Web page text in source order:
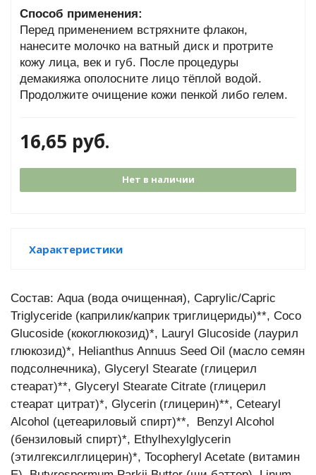
Способ применения:
Перед применением встряхните флакон,
нанесите молочко на ватный диск и протрите
кожу лица, век и губ. После процедуры
демакияжа ополосните лицо тёплой водой.
Продолжите очищение кожи пенкой либо гелем.
16,65 руб.
Нет в наличии
Характеристики
Состав: Aqua (вода очищенная), Caprylic/Capric
Triglyceride (каприлик/каприк триглицериды)**, Coco
Glucoside (кокоглюкозид)*, Lauryl Glucoside (лаурил
глюкозид)*, Helianthus Annuus Seed Oil (масло семян
подсолнечника), Glyceryl Stearate (глицерил
стеарат)**, Glyceryl Stearate Citrate (глицерил
стеарат цитрат)*, Glycerin (глицерин)**, Cetearyl
Alcohol (цетеариловый спирт)**, Benzyl Alcohol
(бензиловый спирт)*, Ethylhexylglycerin
(этилгексилглицерин)*, Tocopheryl Acetate (витамин